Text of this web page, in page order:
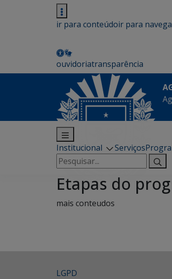
ir para conteúdoir para
ouvidoriatransparência
Institucional Serviços
Pesquisar
por:
Etapas do
mais conteudos
LGPD